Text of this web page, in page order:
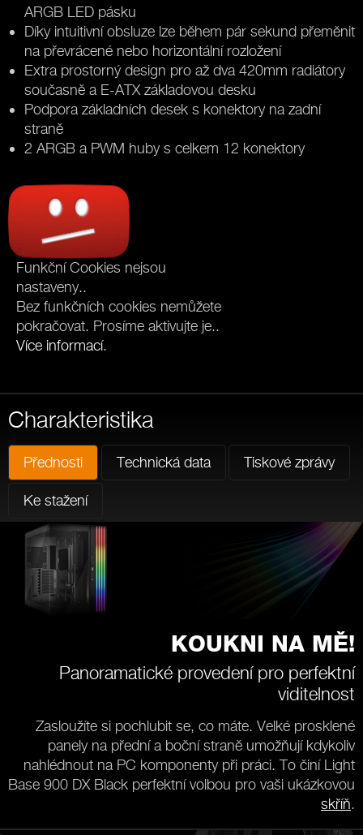
ARGB LED pásku
Díky intuitivní obsluze lze během pár sekund přeměnit
na převrácené nebo horizontální rozložení
Extra prostorný design pro až dva 420mm radiátory
současně a E-ATX základovou desku
Podpora základních desek s konektory na zadní
straně
2 ARGB a PWM huby s celkem 12 konektory
Funkční Cookies nejsou
nastaveny..
Bez funkčních cookies nemůžete
pokračovat. Prosíme aktivujte je..
Více informací.
Charakteristika
Přednosti Technická data Tiskové zprávy
Ke stažení
KOUKNI NA MĚ!
Panoramatické provedení pro perfektní
viditelnost
Zasloužíte si pochlubit se, co máte. Velké prosklené
panely na přední a boční straně umožňují kdykoliv
nahlédnout na PC komponenty při práci. To činí Light
Base 900 DX Black perfektní volbou pro vaši ukázkovou
skříň.